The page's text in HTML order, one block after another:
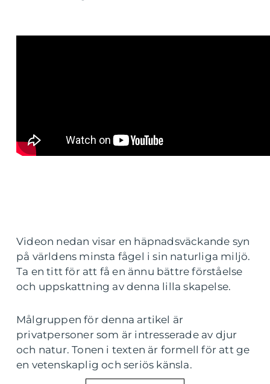
Videon nedan visar en häpnadsväckande syn
på världens minsta fågel i sin naturliga miljö.
Ta en titt för att få en ännu bättre förståelse
och uppskattning av denna lilla skapelse.
Målgruppen för denna artikel är
privatpersoner som är intresserade av djur
och natur. Tonen i texten är formell för att ge
en vetenskaplig och seriös känsla.